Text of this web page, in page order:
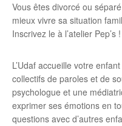
Vous êtes divorcé ou
mieux vivre sa situation
Inscrivez le à l’atelier Pep’s !
L’Udaf accueille votre
collectifs de paroles et de
psychologue et une
exprimer ses émotions en
questions avec d’autres